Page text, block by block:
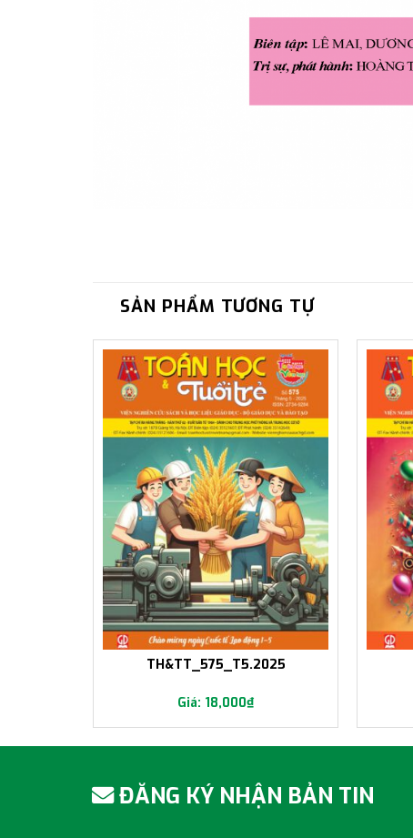
SẢN PHẨM TƯƠNG TỰ
TH&TT_575_T5.2025
18,000₫
ĐĂNG KÝ NHẬN BẢN TIN